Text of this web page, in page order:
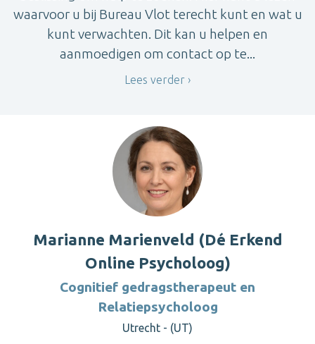
waarvoor u bij Bureau Vlot terecht kunt en wat u
kunt verwachten. Dit kan u helpen en
aanmoedigen om contact op te...
Lees verder
Marianne Marienveld (Dé Erkend
Online Psycholoog)
Cognitief gedragstherapeut en
Relatiepsycholoog
Utrecht - (UT)